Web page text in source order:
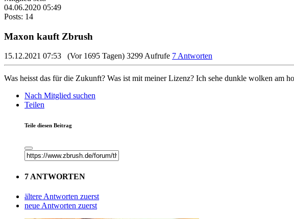
04.06.2020 05:49
Posts: 14
Maxon kauft Zbrush
15.12.2021 07:53 (Vor 1695 Tagen) 3299 Aufrufe 7 Antworten
Was heisst das für die Zukunft? Was ist mit meiner Lizenz? Ich sehe dunkle wolken am
Nach Mitglied suchen
Teilen
Teile diesen Beitrag
7 ANTWORTEN
ältere Antworten zuerst
neue Antworten zuerst